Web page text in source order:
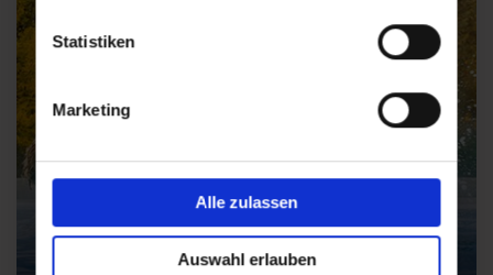
Statistiken
Marketing
Alle zulassen
Auswahl erlauben